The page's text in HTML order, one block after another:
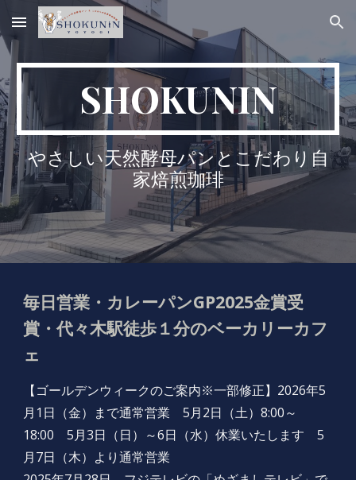
Skip to main content Skip to navigation
SHOKUNIN
やさしい天然酵母パンとこだわり自
家焙煎珈琲
毎日営業・カレーパンGP2025金賞受
賞・代々木駅徒歩１分のベーカリーカフ
ェ
【ゴールデンウィークのご案内※一部修正】2026年5
月1日（金）まで通常営業 5月2日（土）8:00～
18:00 5月3日（日）～6日（水）休業いたします 5
月7日（木）より通常営業